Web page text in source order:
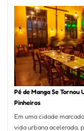
Pé de Manga Se Tornou
Pinheiros
Em uma cidade
vida urbana acelerada,